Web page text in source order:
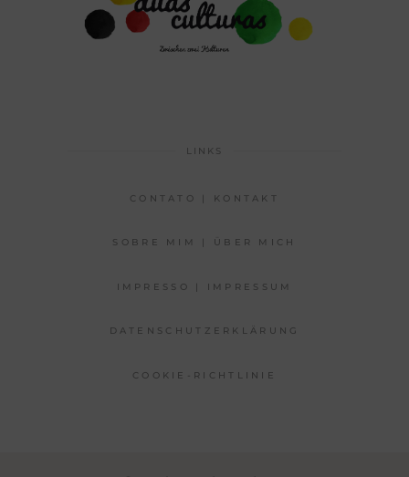
LINKS
CONTATO | KONTAKT
SOBRE MIM | ÜBER MICH
IMPRESSO | IMPRESSUM
DATENSCHUTZERKLÄRUNG
COOKIE-RICHTLINIE